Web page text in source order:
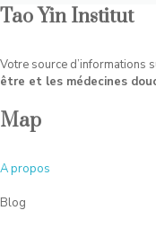
Tao Yin Institut
Votre source d’informations
être et les médecines
Map
Apropos
Blog